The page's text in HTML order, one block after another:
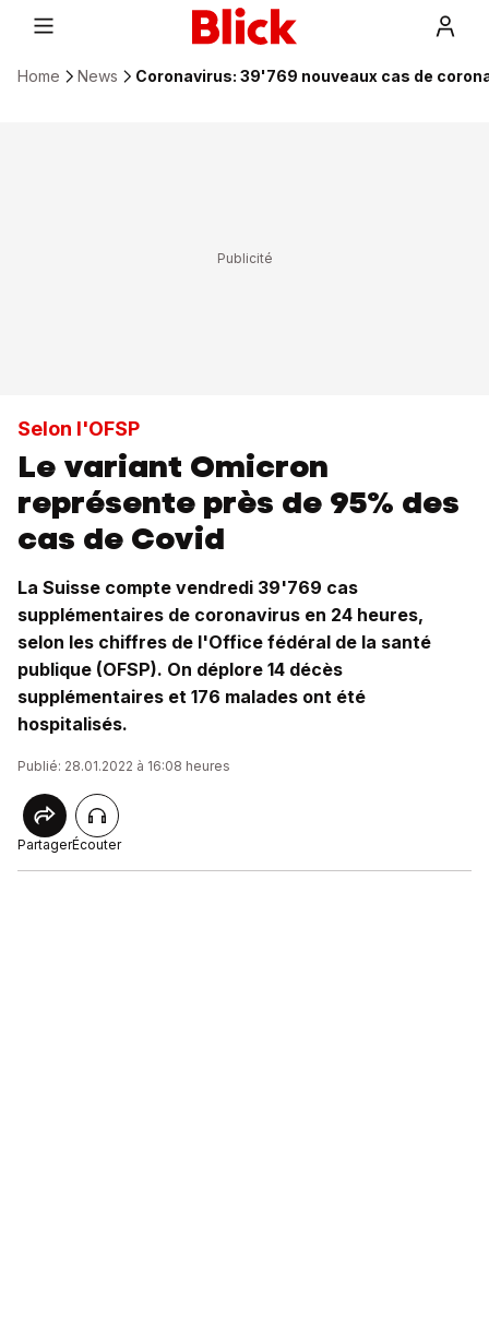
Home News Coronavirus: 39'769 nouveaux cas de
Selon l'OFSP
Le variant Omicron
représente près de 95% des
cas de Covid
La Suisse compte vendredi 39'769 cas
supplémentaires de coronavirus en 24 heures,
selon les chiffres de l'Office fédéral de la santé
publique (OFSP). On déplore 14 décès
supplémentaires et 176 malades ont été
hospitalisés.
Publié: 28.01.2022 à 16:08 heures
PartagerÉcouter